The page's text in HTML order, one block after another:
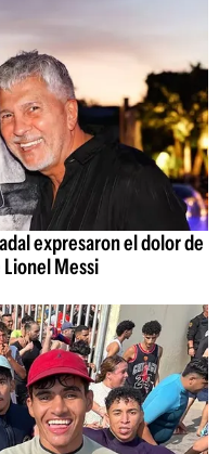
expresaron el dolor de
Messi